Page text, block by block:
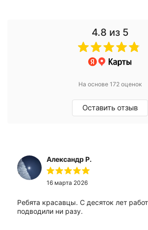
4.8 из 5
На основе 172 оценок
Оставить отзыв
Александр Р.
16 марта 2026
Ребята красавцы. С десяток лет
подводили ни разу.